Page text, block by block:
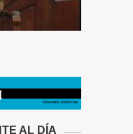
AL DÍA